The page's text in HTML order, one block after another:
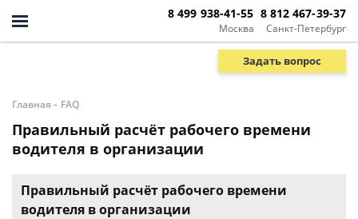
Москва
8 499 938-41-55
Санкт-Петербург
8 812 467-39-37
Задать вопрос
Главная - FAQ
Правильный расчёт рабочего времени
водителя в организации
Правильный расчёт рабочего времени
водителя в организации